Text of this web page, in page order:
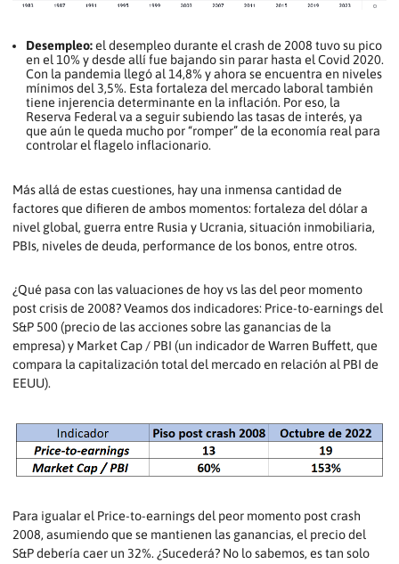
Desempleo:el desempleo durante el crash de 2008 tuvo su pico
en el 10% y desde allí fue bajando sin parar hasta el Covid 2020.
Con la pandemia llegó al 14,8% y ahora se encuentra en niveles
mínimos del 3,5%. Esta fortaleza del mercado laboral también
tiene injerencia determinante en la inflación. Por eso, la
Reserva Federal va a seguir subiendo las tasas de interés, ya
que aún le queda mucho por “romper” de la economía real para
controlar el flagelo inflacionario.
Más allá de estas cuestiones, hay una inmensa cantidad de
factores que difieren de ambos momentos: fortaleza del dólar a
nivel global, guerra entre Rusia y Ucrania, situación inmobiliaria,
PBIs, niveles de deuda, performance de los bonos, entre otros.
¿Qué pasa con las valuaciones de hoy vs las del peor momento
post crisis de 2008? Veamos dos indicadores: Price-to-earnings del
S&P 500 (precio de las acciones sobre las ganancias de la
empresa) y Market Cap / PBI (un indicador de Warren Buffett, que
compara la capitalización total del mercado en relación al PBI de
EEUU).
Para igualar el Price-to-earnings del peor momento post crash
2008, asumiendo que se mantienen las ganancias, el precio del
S&P debería caer un 32%. ¿Sucederá? No lo sabemos, es tan solo